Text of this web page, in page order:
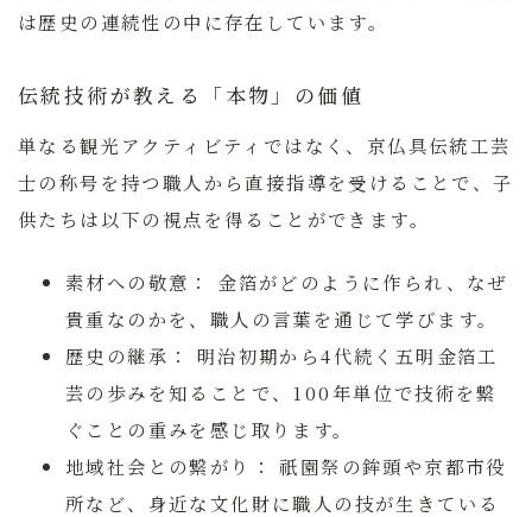
は歴史の連続性の中に存在しています。
伝統技術が教える「本物」の価値
単なる観光アクティビティではなく、京仏具伝統工芸
士の称号を持つ職人から直接指導を受けることで、子
供たちは以下の視点を得ることができます。
素材への敬意：
金箔がどのように作られ、なぜ
貴重なのかを、職人の言葉を通じて学びます。
歴史の継承：
明治初期から4代続く五明金箔工
芸の歩みを知ることで、100年単位で技術を繋
ぐことの重みを感じ取ります。
地域社会との繋がり：
祇園祭の鉾頭や京都市役
所など、身近な文化財に職人の技が生きている